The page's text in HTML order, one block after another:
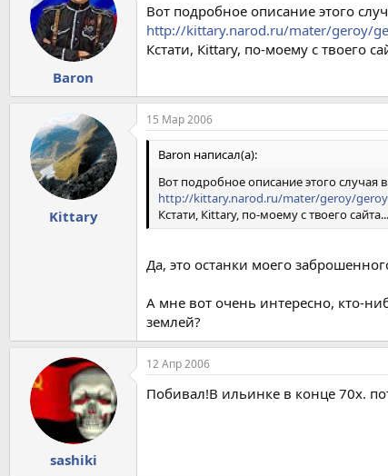
Baron
Вот подробное описание этого
http://kittary.narod.ru/mater/geroy/
Кстати, Кittary, по-моему с твоего
Kittary
15 Мар 2006
Baron написал(а):
Вот подробное описание этого случая
http://kittary.narod.ru/mater/geroy/
Кстати, Кittary, по-моему с твоего
Да, это останки моего
А мне вот очень интересно, кто-
землей?
sashiki
12 Апр 2006
Побивал!В ильинке в конце 70х.